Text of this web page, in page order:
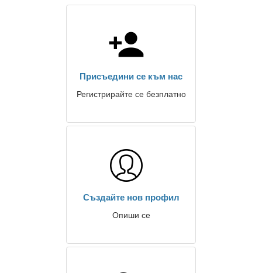
Присъедини се към нас
Регистрирайте се безплатно
Създайте нов профил
Опиши се